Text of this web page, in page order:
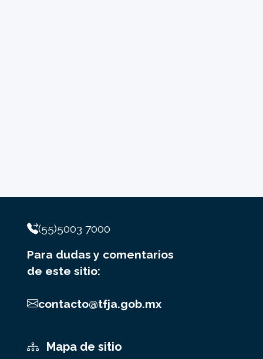
(55)5003 7000
Para dudas y comentarios
de este sitio:
contacto@tfja.gob.mx
Mapa de sitio